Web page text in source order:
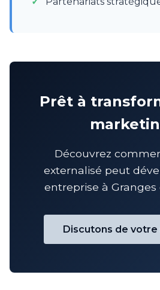
Prêt à
Découvrez
externalisé peut
entreprise à Granges
Discutons de